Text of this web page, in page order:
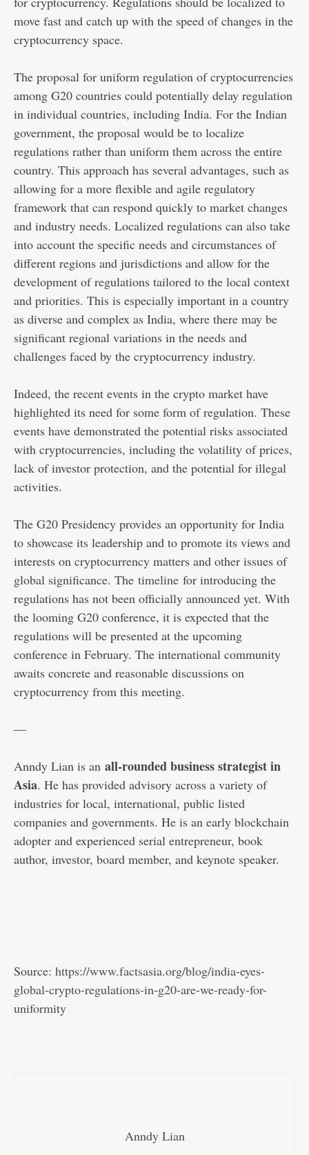
move fast and catch up with the speed of changes in the
cryptocurrency space.
The proposal for uniform regulation of cryptocurrencies
among G20 countries could potentially delay regulation
in individual countries, including India. For the Indian
government, the proposal would be to localize
regulations rather than uniform them across the entire
country. This approach has several advantages, such as
allowing for a more flexible and agile regulatory
framework that can respond quickly to market changes
and industry needs. Localized regulations can also take
into account the specific needs and circumstances of
different regions and jurisdictions and allow for the
development of regulations tailored to the local context
and priorities. This is especially important in a country
as diverse and complex as India, where there may be
significant regional variations in the needs and
challenges faced by the cryptocurrency industry.
Indeed, the recent events in the crypto market have
highlighted its need for some form of regulation. These
events have demonstrated the potential risks associated
with cryptocurrencies, including the volatility of prices,
lack of investor protection, and the potential for illegal
activities.
The G20 Presidency provides an opportunity for India
to showcase its leadership and to promote its views and
interests on cryptocurrency matters and other issues of
global significance. The timeline for introducing the
regulations has not been officially announced yet. With
the looming G20 conference, it is expected that the
regulations will be presented at the upcoming
conference in February. The international community
awaits concrete and reasonable discussions on
cryptocurrency from this meeting.
—
Anndy Lian is an all-rounded business strategist in
Asia. He has provided advisory across a variety of
industries for local, international, public listed
companies and governments. He is an early blockchain
adopter and experienced serial entrepreneur, book
author, investor, board member, and keynote speaker.
Source: https://www.factsasia.org/blog/india-eyes-
global-crypto-regulations-in-g20-are-we-ready-for-
uniformity
Anndy Lian